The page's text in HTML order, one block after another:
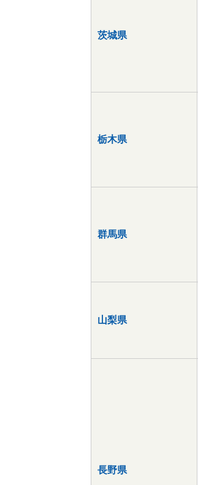
茨城県
栃木県
群馬県
山梨県
長野県